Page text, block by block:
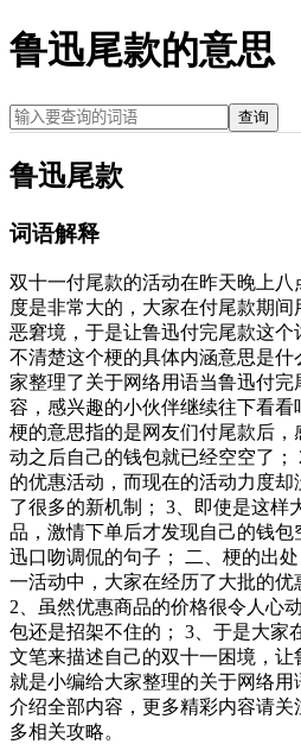
鲁迅尾款的意思
查询
鲁迅尾款
词语解释
双十一付尾款的活动在昨天晚上
度是非常大的，大家在付尾款期
恶窘境，于是让鲁迅付完尾款这
不清楚这个梗的具体内涵意思是
家整理了关于网络用语当鲁迅付
容，感兴趣的小伙伴继续往下看看
梗的意思指的是网友们付尾款后
动之后自己的钱包就已经空空了；
的优惠活动，而现在的活动力度
了很多的新机制； 3、即使是这样
品，激情下单后才发现自己的钱
迅口吻调侃的句子； 二、梗的出
一活动中，大家在经历了大批的优
2、虽然优惠商品的价格很令人心
包还是招架不住的； 3、于是大家
文笔来描述自己的双十一困境，
就是小编给大家整理的关于网络
介绍全部内容，更多精彩内容请
多相关攻略。